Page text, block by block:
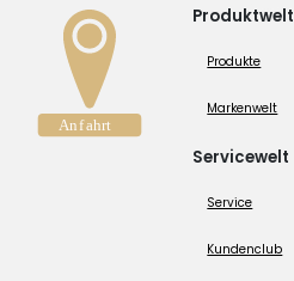
Produktwelt
Produkte
Markenwelt
Servicewelt
Service
Kundenclub